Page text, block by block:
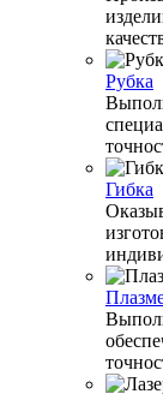
Рубка
Гибка